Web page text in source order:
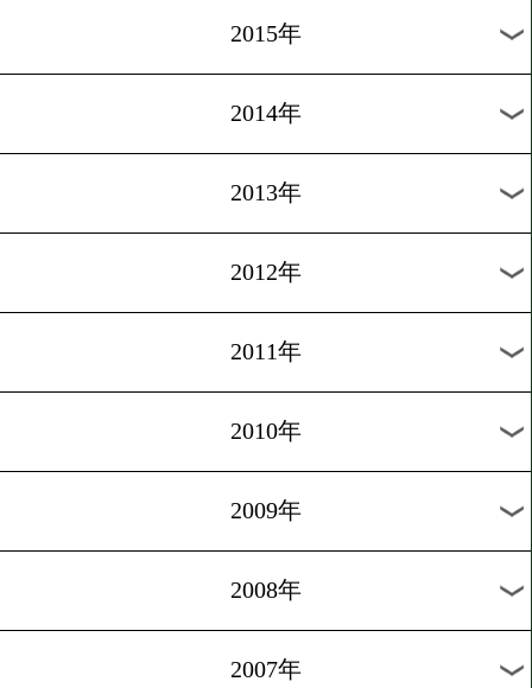
2023年
2022年
2021年
2020年
2018年
2017年